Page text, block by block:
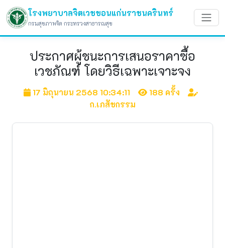
โรงพยาบาลจิตเวชขอนแก่นราชนครินทร์
กรมสุขภาพจิต กระทรวงสาธารณสุข
ประกาศผู้ชนะการเสนอราคาซื้อ
เวชภัณฑ์ โดยวิธีเฉพาะเจาะจง
17 มิถุนายน 2568 10:34:11
188 ครั้ง
ก.เภสัชกรรม